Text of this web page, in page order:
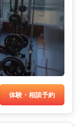
体験・相談予約